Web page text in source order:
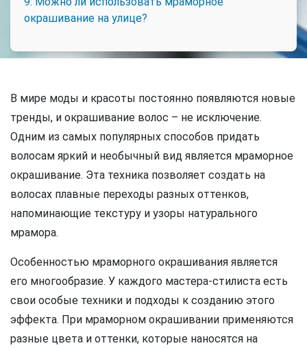
окрашивание на улице?
В мире моды и красоты постоянно появляются новые
тренды, и окрашивание волос – не исключение.
Одним из самых популярных способов придать
волосам яркий и необычный вид является мраморное
окрашивание. Эта техника позволяет создать на
волосах плавные переходы разных оттенков,
напоминающие текстуру и узоры натурального
мрамора.
Особенностью мраморного окрашивания является
его многообразие. У каждого мастера-стилиста есть
свои особые техники и подходы к созданию этого
эффекта. При мраморном окрашивании применяются
разные цвета и оттенки, которые наносятся на